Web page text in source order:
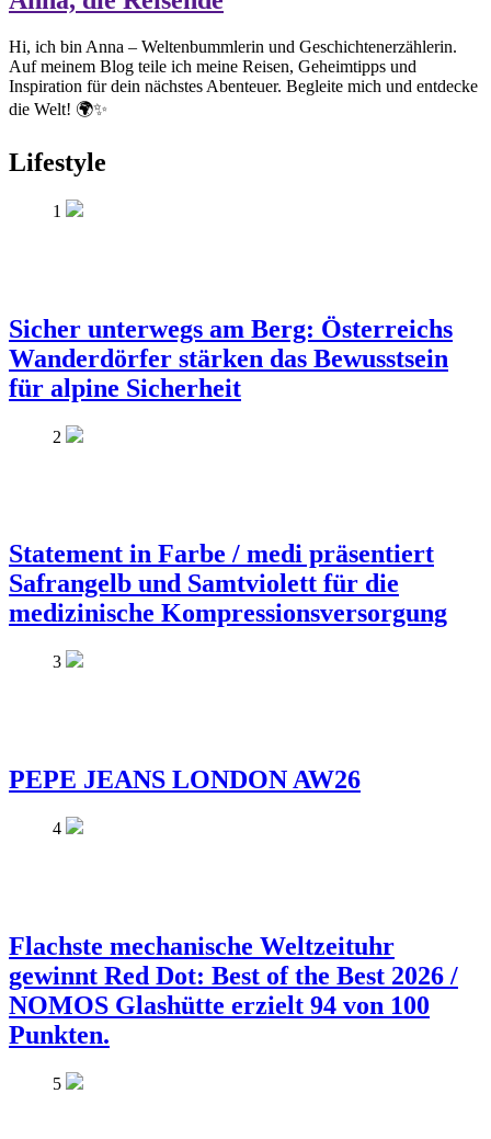
Hi, ich bin Anna – Weltenbummlerin und Geschichtenerzählerin.
Auf meinem Blog teile ich meine Reisen, Geheimtipps und
Inspiration für dein nächstes Abenteuer. Begleite mich und entdecke
die Welt! 🌍✨
Lifestyle
1
Sicher unterwegs am Berg: Österreichs
Wanderdörfer stärken das Bewusstsein
für alpine Sicherheit
2
Statement in Farbe / medi präsentiert
Safrangelb und Samtviolett für die
medizinische Kompressionsversorgung
3
PEPE JEANS LONDON AW26
4
Flachste mechanische Weltzeituhr
gewinnt Red Dot: Best of the Best 2026 /
NOMOS Glashütte erzielt 94 von 100
Punkten.
5